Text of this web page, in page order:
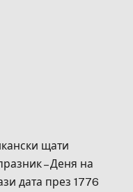
щати
– Деня на
дата през 1776